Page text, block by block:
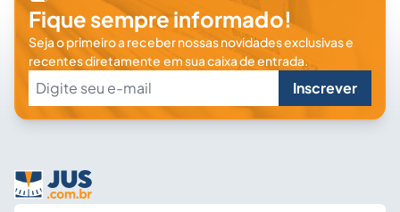
Fique sempre informado!
Seja o primeiro a receber nossas novidades exclusivas e
recentes diretamente em sua caixa de entrada.
Inscrever